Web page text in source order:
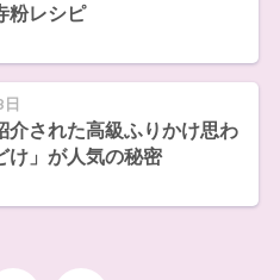
粉レシピ
日
介された高級ふりかけ思わ
け」が人気の秘密